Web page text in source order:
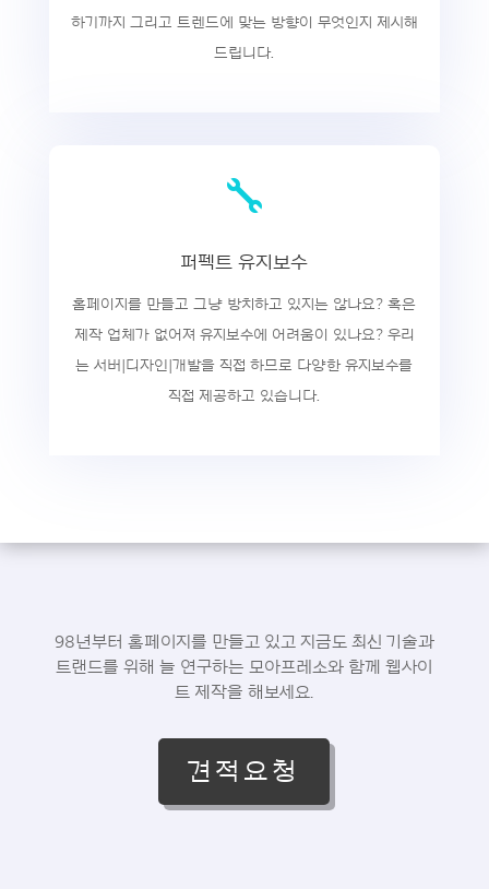
하기까지 그리고 트렌드에 맞는 방향이 무엇인지 제시해
드립니다.

퍼펙트 유지보수
홈페이지를 만들고 그냥 방치하고 있지는 않나요? 혹은
제작 업체가 없어져 유지보수에 어려움이 있나요? 우리
는 서버|디자인|개발을 직접 하므로 다양한 유지보수를
직접 제공하고 있습니다.
98년부터 홈페이지를 만들고 있고 지금도 최신 기술과
트랜드를 위해 늘 연구하는 모아프레소와 함께 웹사이
트 제작을 해보세요.
견적요청